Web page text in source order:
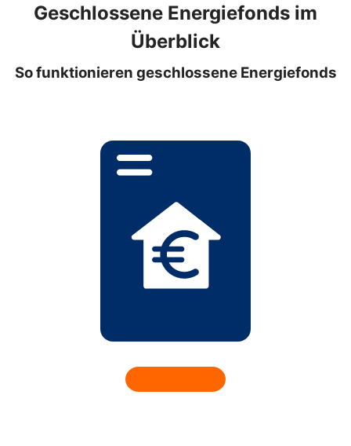
Geschlossene Energiefonds im
Überblick
So funktionieren geschlossene Energiefonds